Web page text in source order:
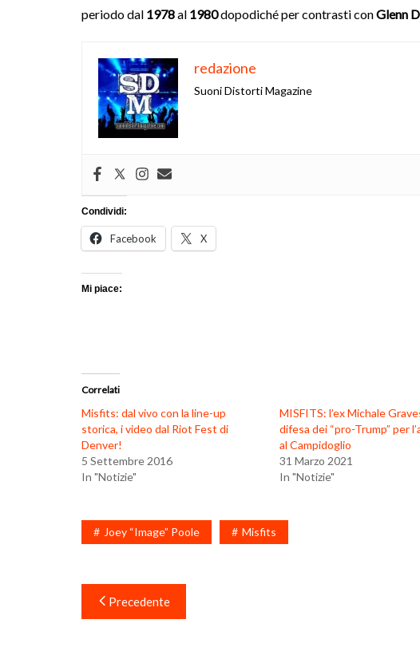
periodo dal 1978al 1980dopodiché per contrasti conGlenn
redazione
Suoni Distorti Magazine
Condividi:
Facebook X
Mi piace:
Correlati
Misfits: dal vivo con la line-up
storica, i video dal Riot Fest di
Denver!
5 Settembre 2016
In "Notizie"
MISFITS: l’ex Michale
difesa dei “pro-Trump” per
al Campidoglio
31 Marzo 2021
In "Notizie"
Joey “Image” Poole Misfits
Navigazione
articoli
Precedente